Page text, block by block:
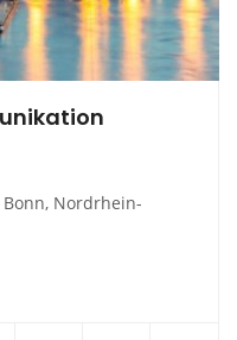
Bonn, Nordrhein-